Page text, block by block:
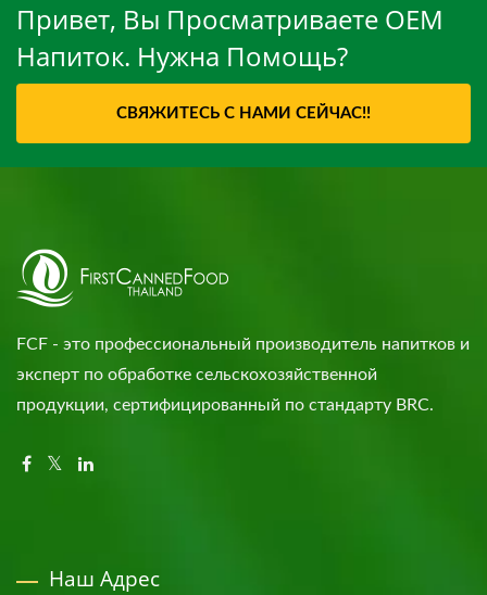
Привет, Вы Просматриваете OEM
Напиток. Нужна Помощь?
СВЯЖИТЕСЬ С НАМИ СЕЙЧАС!!
FCF - это профессиональный производитель напитков и
эксперт по обработке сельскохозяйственной
продукции, сертифицированный по стандарту BRC.
Наш Адрес